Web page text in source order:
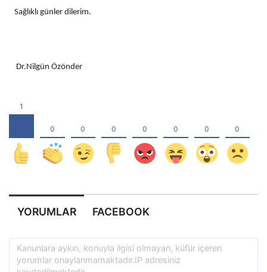
Sağlıklı günler dilerim.
Dr.Nilgün Özönder
YORUMLAR FACEBOOK